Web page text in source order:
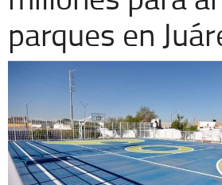
Deportes
parques en